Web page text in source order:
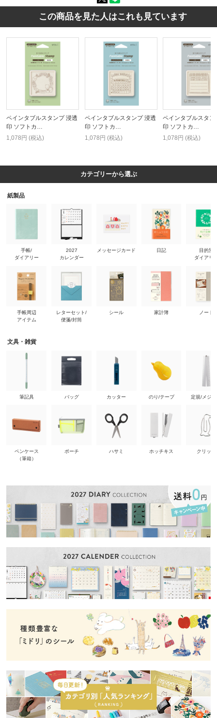
この商品を見た人はこれも見ています
ペインタブルスタンプ 浸透
印 ソフトカ…
1,078円 (税込)
ペインタブルスタンプ 浸透
印 ソフトカ…
1,078円 (税込)
ペインタブルスタン
印 ソフトカ…
1,078円 (税込)
カテゴリーから選ぶ
紙製品
手帳/
ダイアリー
手帳周辺
アイテム
2027
カレンダー
レターセット/
便箋/封筒
メッセージカード
シール
日記
家計簿
目的別
ダイアリ
ノート
文具・雑貨
筆記具
ペンケース
（筆箱）
バッグ
ポーチ
カッター
ハサミ
のり/テープ
ホッチキス
定規/メジ
クリップ